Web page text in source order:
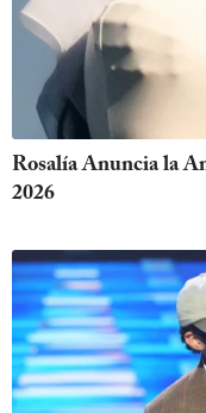
Rosalía Anuncia la
2026